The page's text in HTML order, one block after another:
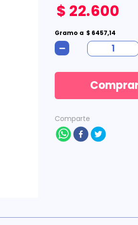
$ 22.600
Gramo a $ 6457,14
－
Comparte